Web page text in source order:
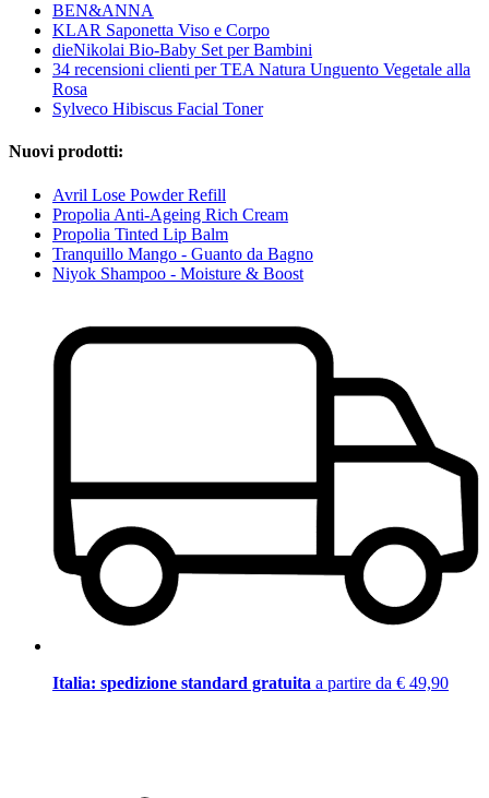
BEN&ANNA
KLAR Saponetta Viso e Corpo
dieNikolai Bio-Baby Set per Bambini
34 recensioni clienti per TEA Natura Unguento Vegetale alla
Rosa
Sylveco Hibiscus Facial Toner
Nuovi prodotti:
Avril Lose Powder Refill
Propolia Anti-Ageing Rich Cream
Propolia Tinted Lip Balm
Tranquillo Mango - Guanto da Bagno
Niyok Shampoo - Moisture & Boost
Italia: spedizione standard gratuita a partire da € 49,90